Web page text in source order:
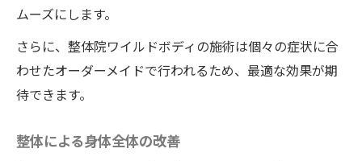
ムーズにします。
さらに、整体院ワイルドボディの施術は個々の症状に合
わせたオーダーメイドで行われるため、最適な効果が期
待できます。
整体による身体全体の改善